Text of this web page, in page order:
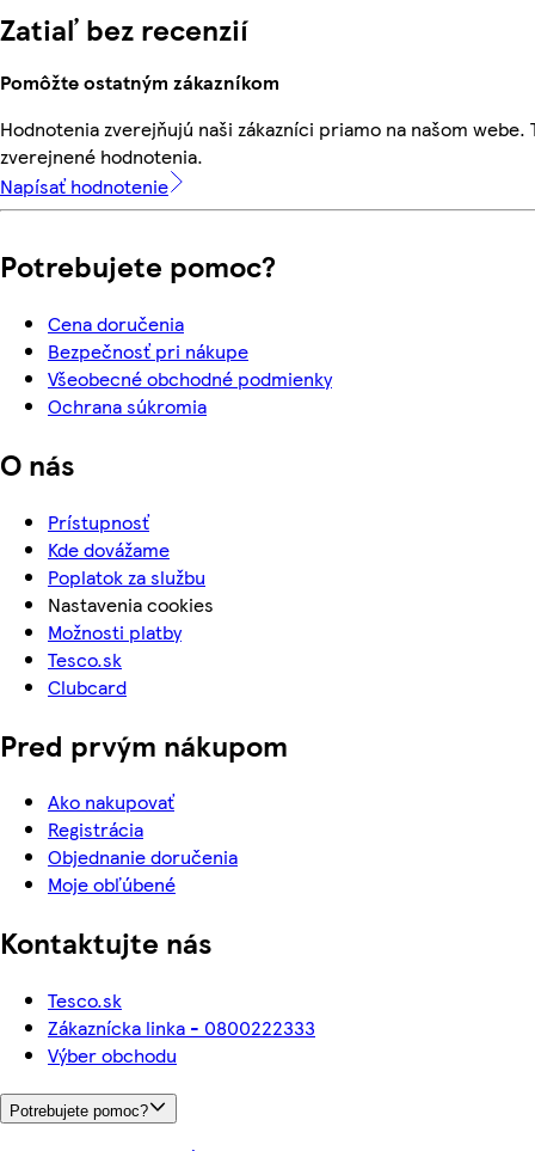
Zatiaľ bez recenzií
Pomôžte ostatným zákazníkom
Hodnotenia zverejňujú naši zákazníci priamo na našom webe.
zverejnené hodnotenia.
Napísať hodnotenie
Potrebujete pomoc?
Cena doručenia
Bezpečnosť pri nákupe
Všeobecné obchodné podmienky
Ochrana súkromia
O nás
Prístupnosť
Kde dovážame
Poplatok za službu
Nastavenia cookies
Možnosti platby
Tesco.sk
Clubcard
Pred prvým nákupom
Ako nakupovať
Registrácia
Objednanie doručenia
Moje obľúbené
Kontaktujte nás
Tesco.sk
Zákaznícka linka - 0800222333
Výber obchodu
Potrebujete pomoc?